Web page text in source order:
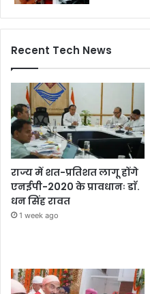
Recent Tech News
राज्य में शत-प्रतिशत लागू होंगे
एनईपी-2020 के प्रावधानः डाॅ.
धन सिंह रावत
1 week ago